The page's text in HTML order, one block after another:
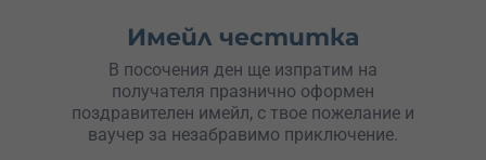
Имейл честитка
В посочения ден ще изпратим на
получателя празнично оформен
поздравителен имейл, с твое пожелание и
ваучер за незабравимо приключение.